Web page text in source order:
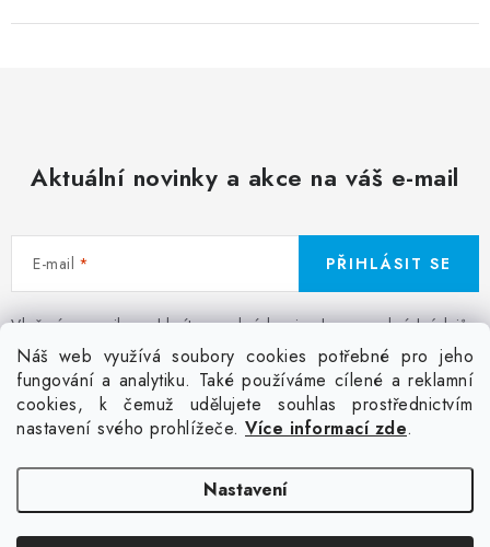
Náš web využívá soubory cookies potřebné pro jeho
fungování a analytiku. Také používáme cílené a reklamní
cookies, k čemuž udělujete souhlas prostřednictvím
nastavení svého prohlížeče. Více informací zde.
Nastavení
Aktuální novinky a akce na váš e-mail
E-mail
Vložením e-mailu souhlasíte spodmínkami ochrany osobních údajů
PŘIHLÁSIT SE
Facebook Kontakt Jak nakupovat
Poptávka potisku textilu
Akce a slevy GDPR + cookies Obchodní podmínky
Doprava
Copyright 2026Colordot.cz. Všechna práva vyhrazena.Upravit nastavení